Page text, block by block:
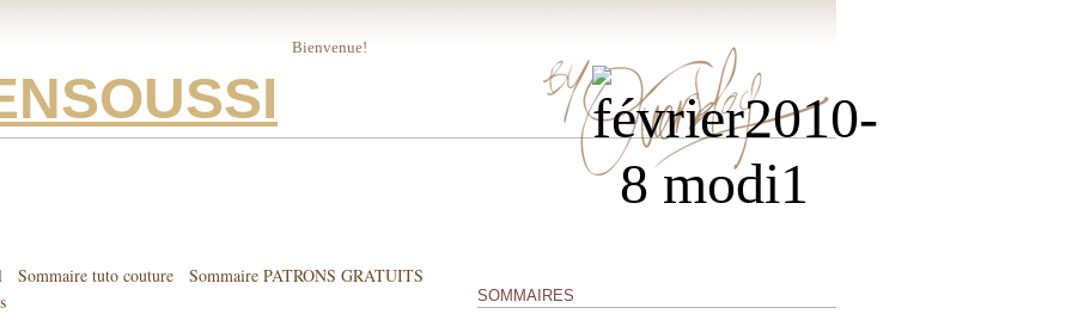
Bienvenue!
Sommaire tuto couture
Sommaire PATRONS GRATUITS
SOMMAIRES